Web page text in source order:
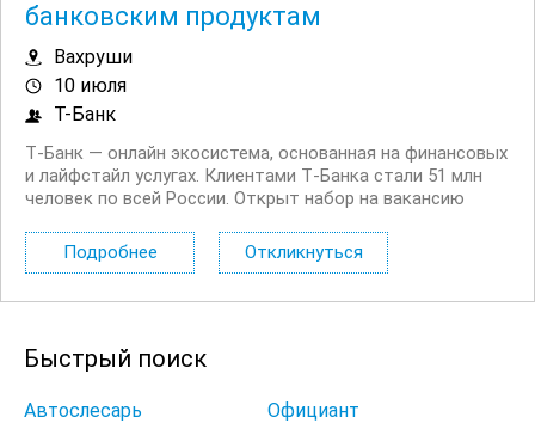
банковским продуктам
Вахруши
10 июля
Т-Банк
Т‑Банк — онлайн экосистема, основанная на финансовых
и лайфстайл услугах. Клиентами Т‑Банка стали 51 млн
человек по всей России. Открыт набор на вакансию
будете делать: Консультировать клиентов по
депозитным продуктам на входящих звонках...
Подробнее Откликнуться
Быстрый поиск
Автослесарь
Официант